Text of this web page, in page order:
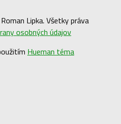
Lipka. Všetky práva
osobných údajov
Hueman téma